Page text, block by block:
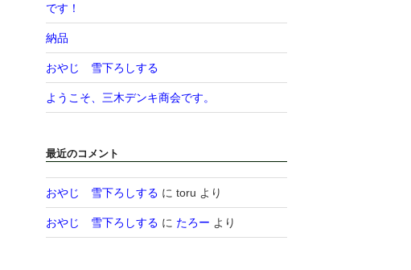
です！
納品
おやじ 雪下ろしする
ようこそ、三木デンキ商会です。
最近のコメント
おやじ 雪下ろしする に toru より
おやじ 雪下ろしする に たろー より